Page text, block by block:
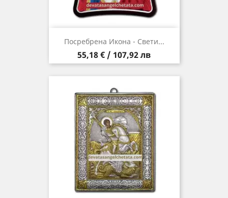
Посребрена Икона - Свети...
Цена
55,18 € / 107,92 лв